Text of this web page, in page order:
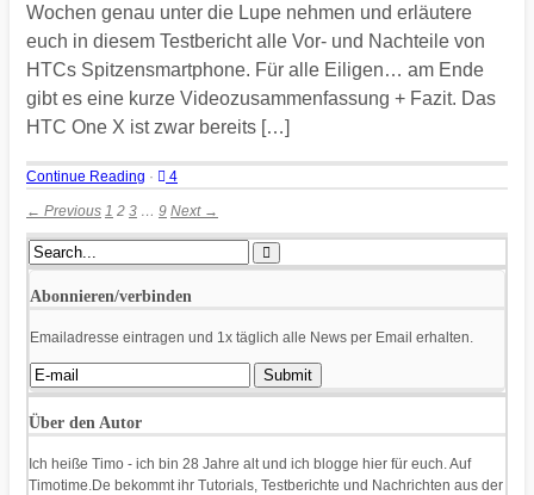
Wochen genau unter die Lupe nehmen und erläutere
euch in diesem Testbericht alle Vor- und Nachteile von
HTCs Spitzensmartphone. Für alle Eiligen… am Ende
gibt es eine kurze Videozusammenfassung + Fazit. Das
HTC One X ist zwar bereits […]
Continue Reading · 4
← Previous 1 2 3 … 9 Next →
Abonnieren/verbinden
Emailadresse eintragen und 1x täglich alle News per Email erhalten.
Über den Autor
Ich heiße Timo - ich bin 28 Jahre alt und ich blogge hier für euch. Auf
Timotime.De bekommt ihr Tutorials, Testberichte und Nachrichten aus der